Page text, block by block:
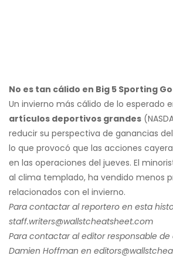
No es tan cálido en Big 5 Sporting
Un invierno más cálido de lo esperado en
artículos deportivos grandes
reducir su perspectiva de ganancias
lo que provocó que las acciones
en las operaciones del jueves. El
al clima templado, ha vendido menos
relacionados con el invierno.
Para contactar al reportero en esta
staff.writers@wallstcheatsheet.com
Para contactar al editor responsable de
Damien Hoffman en editors@